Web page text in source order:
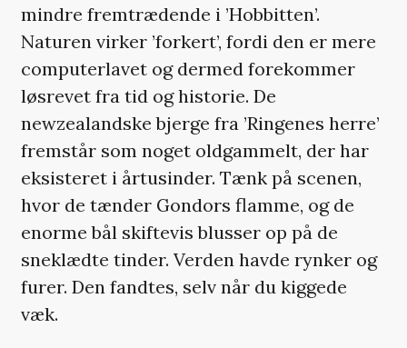
mindre fremtrædende i ’Hobbitten’.
Naturen virker ’forkert’, fordi den er mere
computerlavet og dermed forekommer
løsrevet fra tid og historie. De
newzealandske bjerge fra ’Ringenes herre’
fremstår som noget oldgammelt, der har
eksisteret i årtusinder. Tænk på scenen,
hvor de tænder Gondors flamme, og de
enorme bål skiftevis blusser op på de
sneklædte tinder. Verden havde rynker og
furer. Den fandtes, selv når du kiggede
væk.